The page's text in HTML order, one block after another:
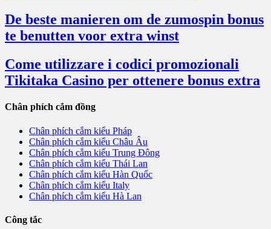
De beste manieren om de zumospin bonus
te benutten voor extra winst
Come utilizzare i codici promozionali
Tikitaka Casino per ottenere bonus extra
Chân phích cắm đồng
Chân phích cắm kiểu Pháp
Chân phích cắm kiểu Châu Âu
Chân phích cắm kiểu Trung Đông
Chân phích cắm kiểu Thái Lan
Chân phích cắm kiểu Hàn Quốc
Chân phích cắm kiểu Italy
Chân phích cắm kiểu Hà Lan
Công tắc